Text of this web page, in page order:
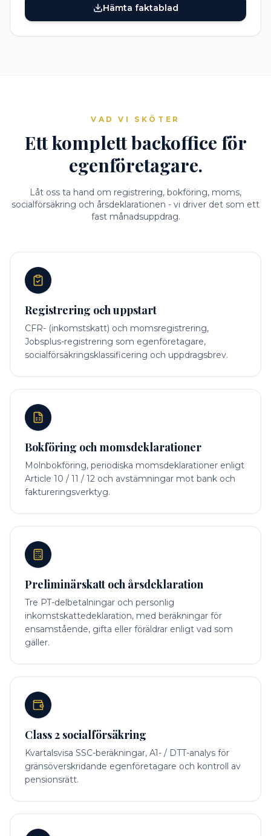
Hämta faktablad
VAD VI SKÖTER
Ett komplett backoffice för
egenföretagare.
Låt oss ta hand om registrering, bokföring, moms,
socialförsäkring och årsdeklarationen - vi driver det som ett
fast månadsuppdrag.
Registrering och uppstart
CFR- (inkomstskatt) och momsregistrering,
Jobsplus-registrering som egenföretagare,
socialförsäkringsklassificering och uppdragsbrev.
Bokföring och momsdeklarationer
Molnbokföring, periodiska momsdeklarationer enligt
Article 10 / 11 / 12 och avstämningar mot bank och
faktureringsverktyg.
Preliminärskatt och årsdeklaration
Tre PT-delbetalningar och personlig
inkomstskattedeklaration, med beräkningar för
ensamstående, gifta eller föräldrar enligt vad som
gäller.
Class 2 socialförsäkring
Kvartalsvisa SSC-beräkningar, A1- / DTT-analys för
gränsöverskridande egenföretagare och kontroll av
pensionsrätt.